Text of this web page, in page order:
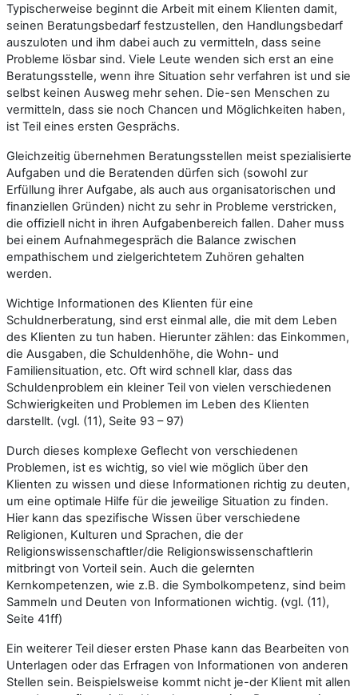
Typischerweise beginnt die Arbeit mit einem Klienten damit,
seinen Beratungsbedarf festzustellen, den Handlungsbedarf
auszuloten und ihm dabei auch zu vermitteln, dass seine
Probleme lösbar sind. Viele Leute wenden sich erst an eine
Beratungsstelle, wenn ihre Situation sehr verfahren ist und sie
selbst keinen Ausweg mehr sehen. Die-sen Menschen zu
vermitteln, dass sie noch Chancen und Möglichkeiten haben,
ist Teil eines ersten Gesprächs.
Gleichzeitig übernehmen Beratungsstellen meist spezialisierte
Aufgaben und die Beratenden dürfen sich (sowohl zur
Erfüllung ihrer Aufgabe, als auch aus organisatorischen und
finanziellen Gründen) nicht zu sehr in Probleme verstricken,
die offiziell nicht in ihren Aufgabenbereich fallen. Daher muss
bei einem Aufnahmegespräch die Balance zwischen
empathischem und zielgerichtetem Zuhören gehalten
werden.
Wichtige Informationen des Klienten für eine
Schuldnerberatung, sind erst einmal alle, die mit dem Leben
des Klienten zu tun haben. Hierunter zählen: das Einkommen,
die Ausgaben, die Schuldenhöhe, die Wohn- und
Familiensituation, etc. Oft wird schnell klar, dass das
Schuldenproblem ein kleiner Teil von vielen verschiedenen
Schwierigkeiten und Problemen im Leben des Klienten
darstellt. (vgl. (11), Seite 93 – 97)
Durch dieses komplexe Geflecht von verschiedenen
Problemen, ist es wichtig, so viel wie möglich über den
Klienten zu wissen und diese Informationen richtig zu deuten,
um eine optimale Hilfe für die jeweilige Situation zu finden.
Hier kann das spezifische Wissen über verschiedene
Religionen, Kulturen und Sprachen, die der
Religionswissenschaftler/die Religionswissenschaftlerin
mitbringt von Vorteil sein. Auch die gelernten
Kernkompetenzen, wie z.B. die Symbolkompetenz, sind beim
Sammeln und Deuten von Informationen wichtig. (vgl. (11),
Seite 41ff)
Ein weiterer Teil dieser ersten Phase kann das Bearbeiten von
Unterlagen oder das Erfragen von Informationen von anderen
Stellen sein. Beispielsweise kommt nicht je-der Klient mit allen